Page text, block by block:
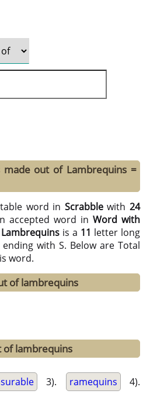
out of Lambrequins =
word in Scrabblewith 24
accepted word inWord with
Lambrequinsis a 11 letter long
with S. Below are Total
word.
of lambrequins
of lambrequins
3). ramequins 4).